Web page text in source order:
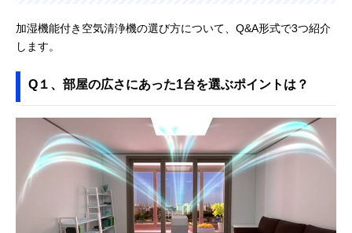
加湿機能付き空気清浄機の選び方について、Q&A形式で3つ紹介
します。
Q１、部屋の広さにあった1台を選ぶポイントは？